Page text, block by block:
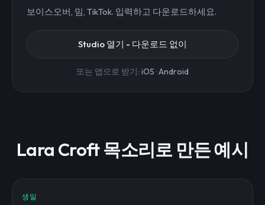
보이스오버, 밈, TikTok. 입력하고 다운로드하세요.
Studio 열기 - 다운로드 없이
또는 앱으로 받기: iOS ·Android
Lara Croft 목소리로 만든 예시
생일